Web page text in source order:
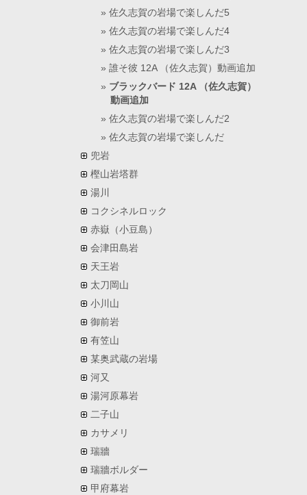
佐久志賀の岩場で楽しんだ5
佐久志賀の岩場で楽しんだ4
佐久志賀の岩場で楽しんだ3
誰そ彼 12A （佐久志賀）動画追加
ブラックバード 12A （佐久志賀）
動画追加
佐久志賀の岩場で楽しんだ2
佐久志賀の岩場で楽しんだ
兜岩
樫山岩塔群
湯川
コクシネルロック
赤嶽（小豆島）
会津田島岩
天王岩
太刀岡山
小川山
御前岩
有笠山
某奥武蔵の岩場
河又
湯河原幕岩
二子山
カサメリ
瑞牆
瑞牆ボルダー
甲府幕岩